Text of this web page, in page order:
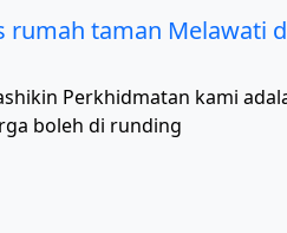
rumah taman Melawati
Perkhidmatan kami
boleh di runding